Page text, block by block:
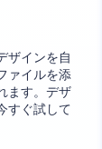
ザインを自
ァイルを添
ます。デザ
すぐ試して